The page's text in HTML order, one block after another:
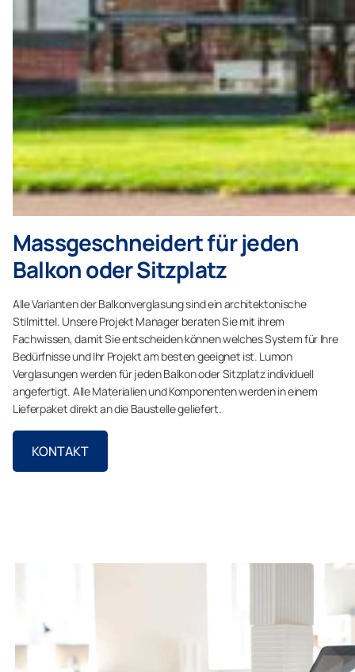
Massgeschneidert für jeden
Balkon oder Sitzplatz
Alle Varianten der Balkonverglasung sind ein architektonische
Stilmittel. Unsere Projekt Manager beraten Sie mit ihrem
Fachwissen, damit Sie entscheiden können welches System für Ihre
Bedürfnisse und Ihr Projekt am besten geeignet ist. Lumon
Verglasungen werden für jeden Balkon oder Sitzplatz individuell
angefertigt. Alle Materialien und Komponenten werden in einem
Lieferpaket direkt an die Baustelle geliefert.
KONTAKT